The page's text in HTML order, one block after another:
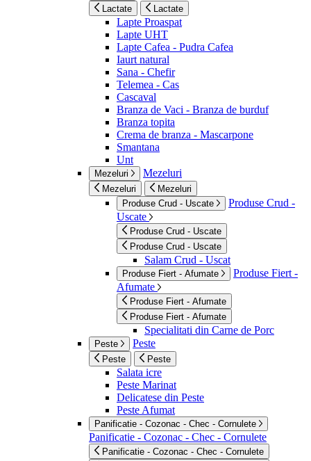
Lactate Lactate
Lapte Proaspat
Lapte UHT
Lapte Cafea - Pudra Cafea
Iaurt natural
Sana - Chefir
Telemea - Cas
Cascaval
Branza de Vaci - Branza de burduf
Branza topita
Crema de branza - Mascarpone
Smantana
Unt
Mezeluri Mezeluri
Mezeluri
Mezeluri
Produse Crud - Uscate
Produse Crud -
Uscate
Produse Crud - Uscate
Produse Crud - Uscate
Salam Crud - Uscat
Produse Fiert - Afumate
Produse Fiert -
Afumate
Produse Fiert - Afumate
Produse Fiert - Afumate
Specialitati din Carne de Porc
Peste Peste
Peste Peste
Salata icre
Peste Marinat
Delicatese din Peste
Peste Afumat
Panificatie - Cozonac - Chec - Cornulete
Panificatie - Cozonac - Chec - Cornulete
Panificatie - Cozonac - Chec - Cornulete